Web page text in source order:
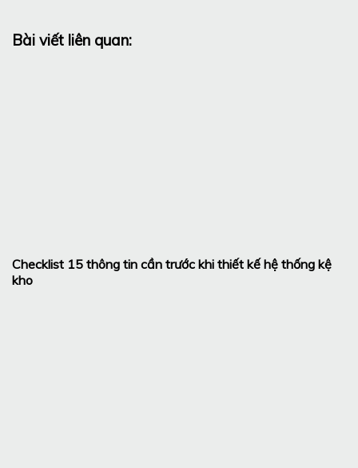
Bài viết liên quan:
Checklist 15 thông tin cần trước khi thiết kế hệ thống kệ
kho